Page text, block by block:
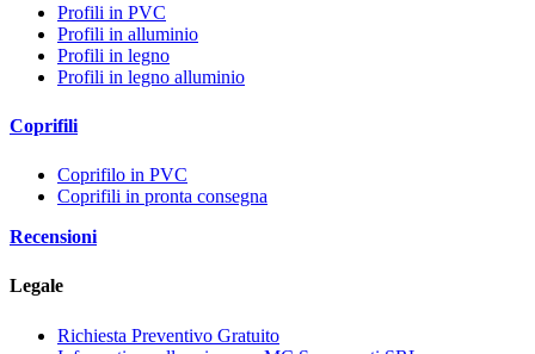
Profili in PVC
Profili in alluminio
Profili in legno
Profili in legno alluminio
Coprifili
Coprifilo in PVC
Coprifili in pronta consegna
Recensioni
Legale
Richiesta Preventivo Gratuito